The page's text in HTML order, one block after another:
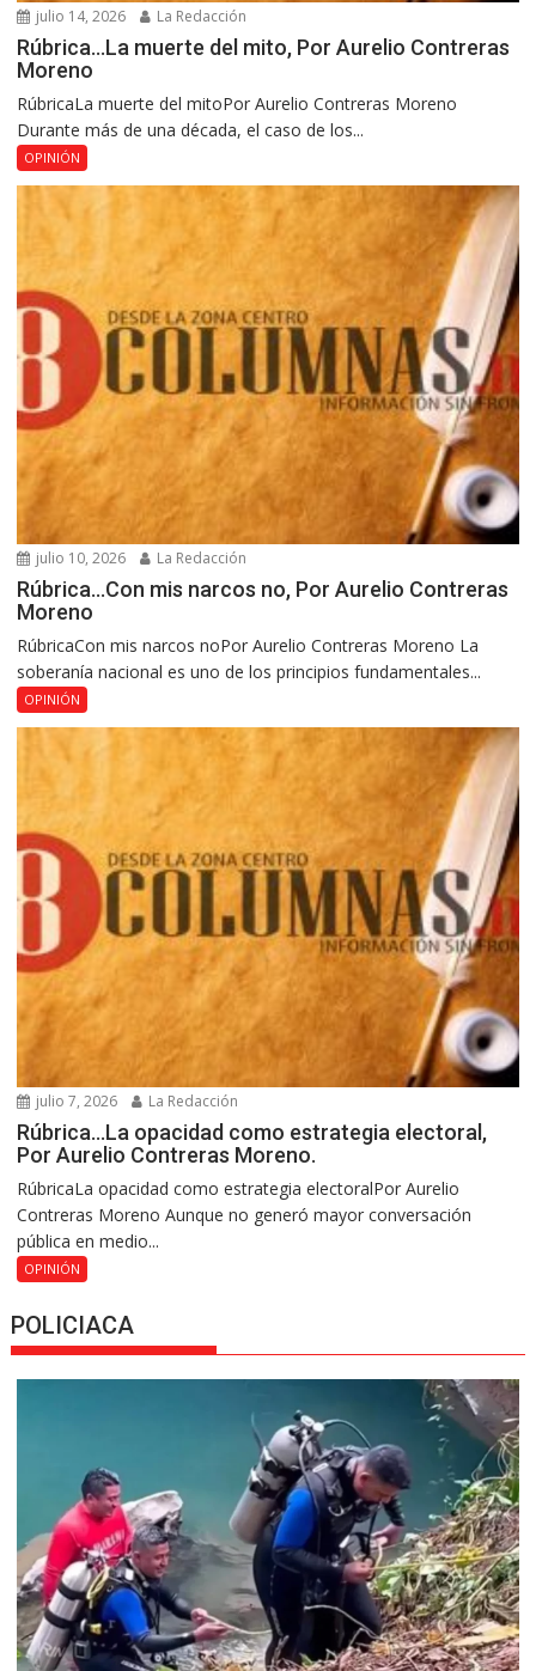
julio 14, 2026 La Redacción
Rúbrica…La muerte del mito, Por Aurelio Contreras
Moreno
RúbricaLa muerte del mitoPor Aurelio Contreras Moreno
Durante más de una década, el caso de los...
OPINIÓN
julio 10, 2026 La Redacción
Rúbrica…Con mis narcos no, Por Aurelio Contreras
Moreno
RúbricaCon mis narcos noPor Aurelio Contreras Moreno La
soberanía nacional es uno de los principios fundamentales...
OPINIÓN
julio 7, 2026 La Redacción
Rúbrica…La opacidad como estrategia electoral,
Por Aurelio Contreras Moreno.
RúbricaLa opacidad como estrategia electoralPor Aurelio
Contreras Moreno Aunque no generó mayor conversación
pública en medio...
OPINIÓN
POLICIACA